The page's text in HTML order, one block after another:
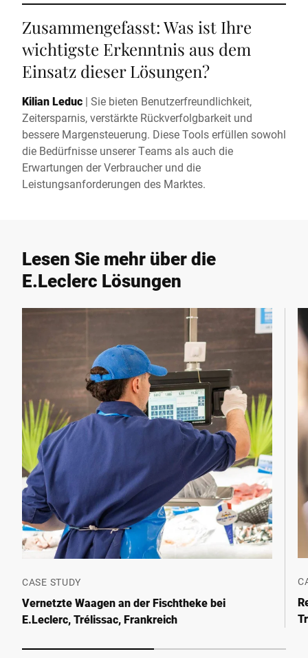
Zusammengefasst: Was ist Ihre
wichtigste Erkenntnis aus dem
Einsatz dieser Lösungen?
Kilian Leduc | Sie bieten Benutzerfreundlichkeit,
Zeitersparnis, verstärkte Rückverfolgbarkeit und
bessere Margensteuerung. Diese Tools erfüllen sowohl
die Bedürfnisse unserer Teams als auch die
Erwartungen der Verbraucher und die
Leistungsanforderungen des Marktes.
Lesen Sie mehr über die
E.Leclerc Lösungen
CASE STUDY
Vernetzte Waagen an der Fischtheke bei
E.Leclerc, Trélissac, Frankreich